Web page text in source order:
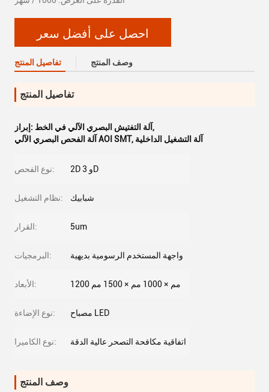
احصل على أفضل سعر
تفاصيل المنتج وصف المنتج
تفاصيل المنتج
إبراز: آلة التفتيش البصري الآلي في الخط ,
آلة الفحص البصري الآلي AOI SMT, آلة التشغيل الداخلية
نوع الفحص: 2D و 3D
نظام التشغيل: شبابيك
القرار: 5um
البرمجيات: واجهة المستخدم الرسومية بديهية
الأبعاد: 1200 مم × 1000 مم × 1500 مم
نوع الإضاءة: مصباح LED
نوع الكاميرا: اتفاقية مكافحة التصحر عالية الدقة
وصف المنتج